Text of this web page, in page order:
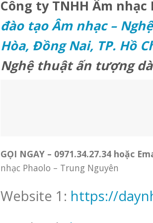
Công ty TNHH Âm
đào tạo Âm nhạc –
Hòa, Đồng Nai, TP. Hồ
Nghệ thuật ấn tượng
GỌI NGAY – 0971.34.27.34 hoặc
nhạc Phaolo – Trung Nguyên
Website 1: https://